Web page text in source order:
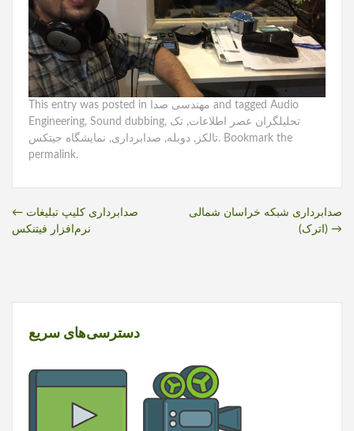
This entry was posted in مهندسی صدا and tagged Audio
Engineering, Sound dubbing, تحلیلگران عصر اطلاعات, تک
تالکز , دوبله, صدابرداری, نمایشگاه جیتکس
. Bookmark the
permalink.
Post
←
نرم‌افزار فیتنکس
صدابرداری شبکه خراسان شمالی
→
دسترسی‌های سریع